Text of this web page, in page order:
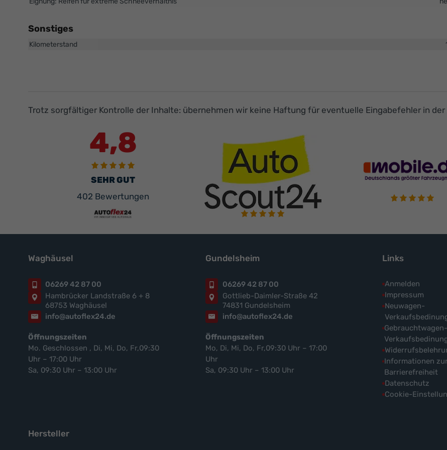
Sonstiges
Kilometerstand
Trotz sorgfältiger Kontrolle der Inhalte: übernehmen wir keine Haftung für eventuelle Eingabefehler in der
4,8
SEHR GUT
402 Bewertungen
Waghäusel
06269 42 87 00
Hambrücker Landstraße 6 + 8
68753 Waghäusel
info@autoflex24.de
Öffnungszeiten
Mo. Geschlossen , Di, Mi, Do, Fr,09:30
Uhr – 17:00 Uhr
Sa, 09:30 Uhr – 13:00 Uhr
Gundelsheim
06269 42 87 00
Gottlieb-Daimler-Straße 42
74831 Gundelsheim
info@autoflex24.de
Öffnungszeiten
Mo, Di, Mi, Do, Fr,09:30 Uhr – 17:00
Uhr
Sa, 09:30 Uhr – 13:00 Uhr
Links
Anmelden
Impressum
Neuwagen-
Gebrauchtwagen-
Informationen zur
Barrierefreiheit
Datenschutz
Cookie-
Hersteller